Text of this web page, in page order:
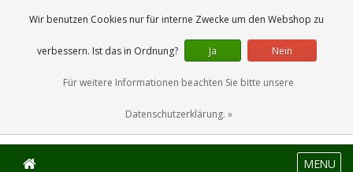
0 Artikel
MENU
Wir benutzen Cookies nur für interne Zwecke um den Webshop zu
verbessern. Ist das in Ordnung? Ja Nein
Für weitere Informationen beachten Sie bitte unsere
Datenschutzerklärung. »